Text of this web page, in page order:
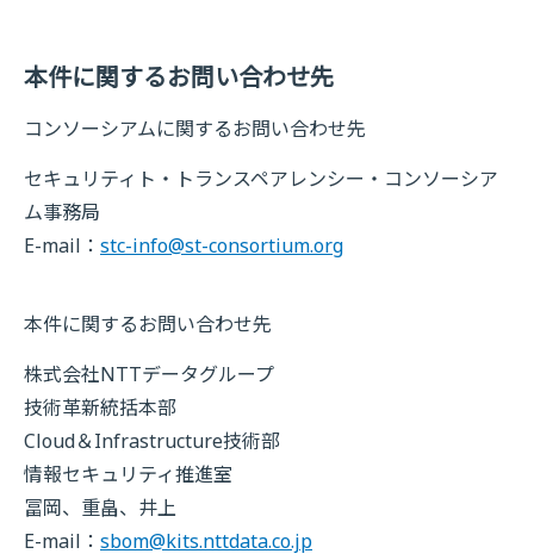
本件に関するお問い合わせ先
コンソーシアムに関するお問い合わせ先
セキュリティト・トランスペアレンシー・コンソーシア
ム事務局
E-mail： stc-info@st-consortium.org
本件に関するお問い合わせ先
株式会社NTTデータグループ
技術革新統括本部
Cloud＆Infrastructure技術部
情報セキュリティ推進室
冨岡、重畠、井上
E-mail： sbom@kits.nttdata.co.jp